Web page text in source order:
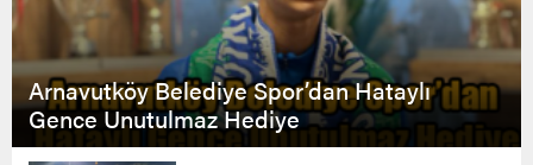
Arnavutköy Belediye Spor’dan Hataylı
Gence Unutulmaz Hediye